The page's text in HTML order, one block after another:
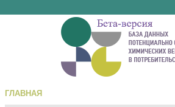
ГЛАВНАЯ